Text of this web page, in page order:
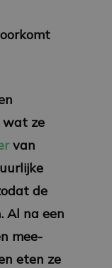
wat ze
van
de
Al na een
mee-
eten ze